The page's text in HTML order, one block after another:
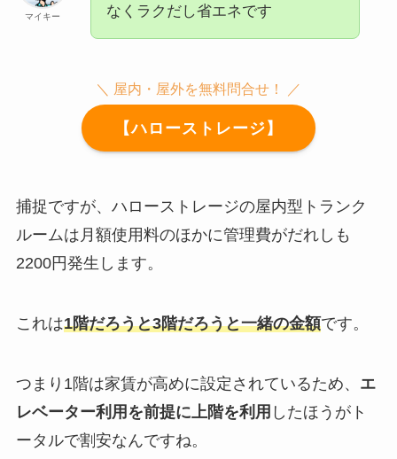
マイキー
なくラクだし省エネです
＼ 屋内・屋外を無料問合せ！ ／
【ハローストレージ】
捕捉ですが、ハローストレージの屋内型トランク
ルームは月額使用料のほかに管理費がだれしも
2200円発生します。
これは1階だろうと3階だろうと一緒の金額です。
つまり1階は家賃が高めに設定されているため、 エ
レベーター利用を前提に上階を利用 したほうがト
ータルで割安なんですね。